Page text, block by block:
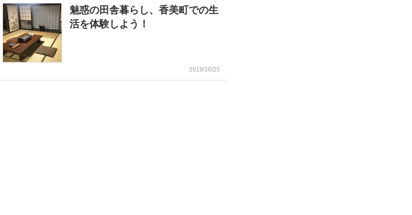
魅惑の田舎暮らし、香美町での生
活を体験しよう！
2019/10/25